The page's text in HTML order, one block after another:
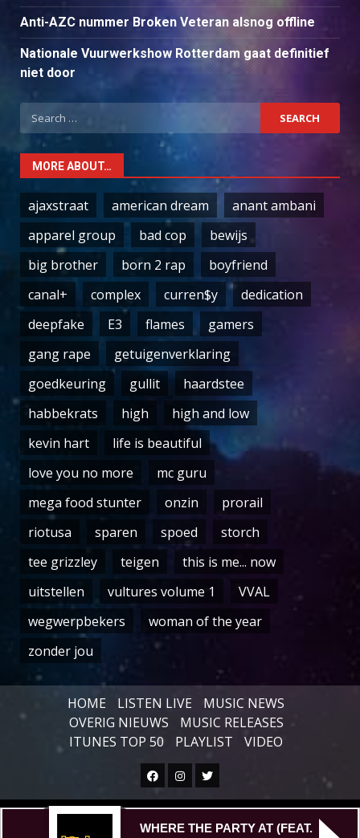
Anti-AZC nummer Broken Veteran alsnog offline
Nationale Vuurwerkshow Rotterdam gaat definitief
niet door
Search
for:
MORE ABOUT…
ajaxstraat american dream
anant ambani
apparel group
bad cop
bewijs
big brother
born 2 rap
boyfriend
canal+
complex curren$y
dedication
deepfake
E3 flames
gamers
gang rape
getuigenverklaring
goedkeuring
gullit
haardstee
habbekrats
high
high and low
kevin hart
life is beautiful
love you no more
mc guru
mega food stunter
onzin
prorail
riotusa
sparen spoed
storch
tee grizzley
teigen
this is me... now
uitstellen
vultures volume 1
VVAL
wegwerpbekers
woman of the year
zonder jou
HOME LISTEN LIVE
MUSIC NEWS
OVERIG NIEUWS
MUSIC RELEASES
ITUNES TOP 50
PLAYLIST VIDEO
Facebook
Instagram
Twitter
Copyright © All rights reserved.
WHERE THE PARTY AT (FEAT.